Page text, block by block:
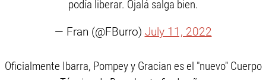
podía liberar. Ojalá salga bien.
— Fran (@FBurro) July 11, 2022
Oficialmente Ibarra, Pompey y Gracian es el "nuevo" Cuerpo